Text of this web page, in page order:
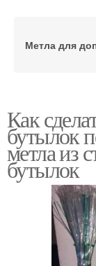
Метла для
Как
бутылок
метла из
бутылок